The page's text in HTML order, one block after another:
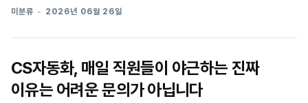
미분류 2026년 06월 26일
CS자동화, 매일 직원들이 야근하는 진짜
이유는 어려운 문의가 아닙니다